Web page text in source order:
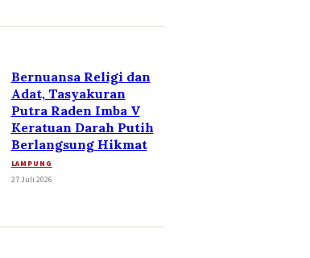
Bernuansa Religi dan
Adat, Tasyakuran
Putra Raden Imba V
Keratuan Darah Putih
Berlangsung Hikmat
LAMPUNG
27 Juli 2026